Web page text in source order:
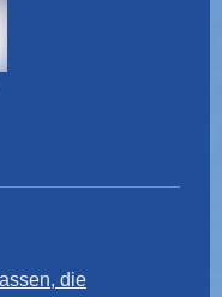
die